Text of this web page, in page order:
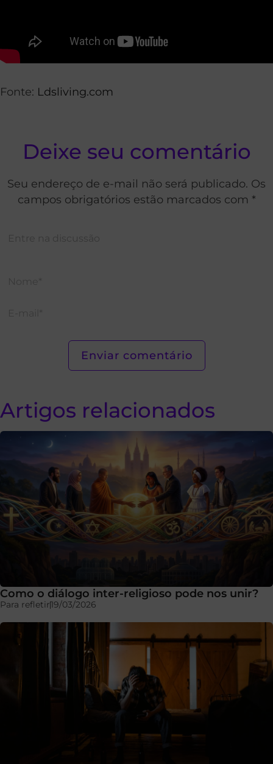
Fonte: Ldsliving.com
Deixe seu comentário
Seu endereço de e-mail não será publicado. Os
campos obrigatórios estão marcados com *
Artigos relacionados
Como o diálogo inter-religioso pode nos unir?
Para refletir19/03/2026